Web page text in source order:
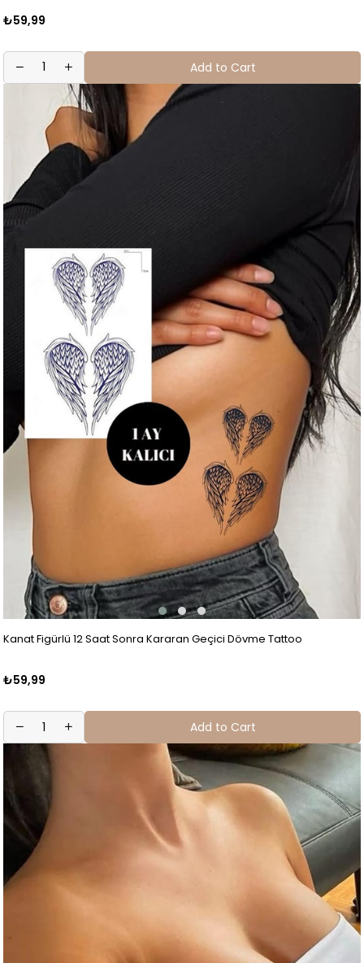
₺59,99
Add to Cart
Kanat Figürlü 12 Saat Sonra Kararan Geçici Dövme Tattoo
₺59,99
Add to Cart